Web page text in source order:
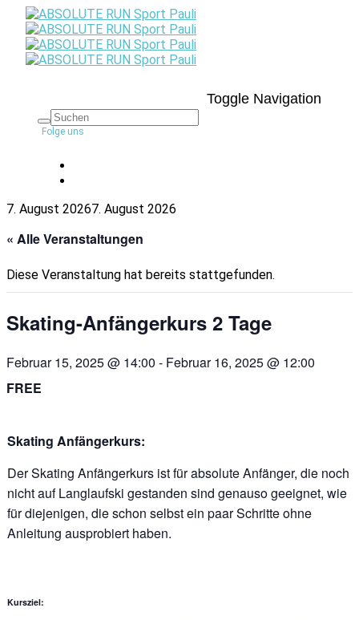
Toggle Navigation
Folge uns
7. August 20267. August 2026
« Alle Veranstaltungen
Diese Veranstaltung hat bereits stattgefunden.
Skating-Anfängerkurs 2 Tage
Februar 15, 2025 @ 14:00 - Februar 16, 2025 @ 12:00
FREE
Skating Anfängerkurs:
Der Skating Anfängerkurs ist für absolute Anfänger, die noch
nicht auf Langlaufski gestanden sind genauso geeignet, wie
für diejenigen, die schon selbst ein paar Schritte ohne
Anleitung ausprobiert haben.
Kursziel: